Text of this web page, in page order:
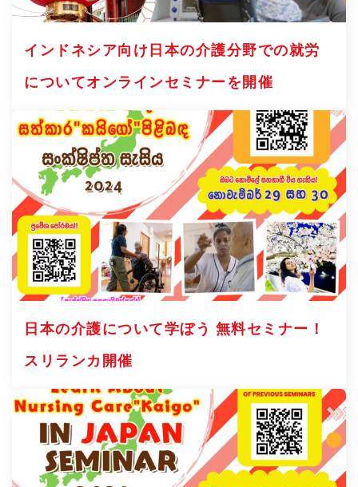
インドネシア向け日本の介護分野での就労
についてオンラインセミナーを開催
日本の介護について学ぼう 無料セミナー！
スリランカ開催